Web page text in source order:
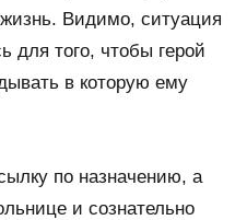
Видимо, ситуация
для того, чтобы герой
в которую ему
по назначению, а
и сознательно